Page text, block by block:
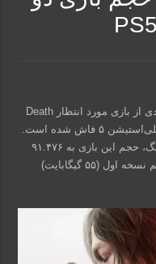
با نزدیک شدن به تاریخ انتشار، جزئیات جدیدی از بازی مورد انتظار Death
Stranding 2: On the Beach برای کنسول پلی‌استیشن ۵ فاش شده است.
بر اساس گزارش‌های اخیر از اینسایدر گیمینگ، حجم این بازی به ۹۱.۴۷۶
گیگابایت خواهد رسید که تقریباً دو برابر حجم نسخه اول (۵۵ گیگابایت)